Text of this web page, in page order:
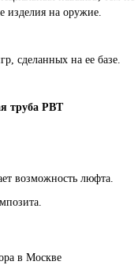
изделия на оружие.
сделанных на ее базе.
труба PBT
возможность люфта.
в Москве